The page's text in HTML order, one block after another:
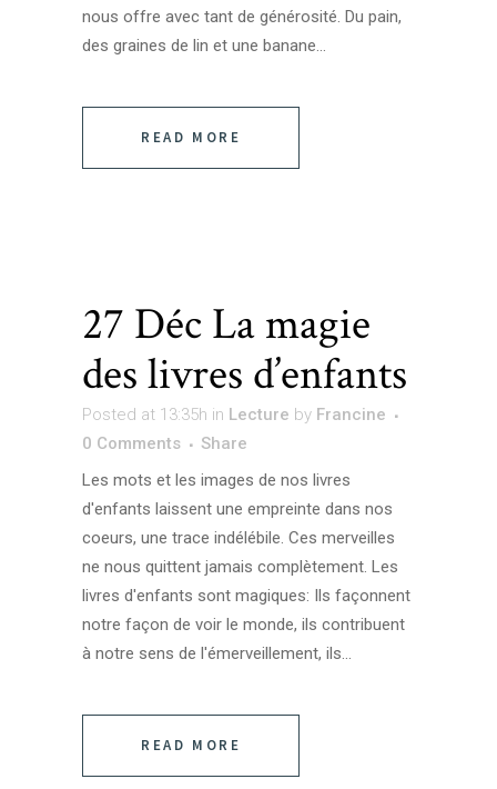
nous offre avec tant de générosité. Du pain,
des graines de lin et une banane...
READ MORE
27 DécLa magie
des livres d’enfants
Posted at 13:35h in Lecture by Francine
0 Comments
Share
Les mots et les images de nos livres
d'enfants laissent une empreinte dans nos
coeurs, une trace indélébile. Ces merveilles
ne nous quittent jamais complètement. Les
livres d'enfants sont magiques: Ils façonnent
notre façon de voir le monde, ils contribuent
à notre sens de l'émerveillement, ils...
READ MORE